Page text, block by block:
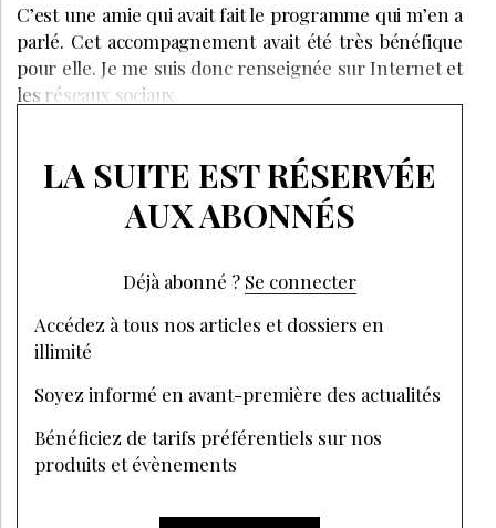
C’est une amie qui avait fait le programme qui m’en a
parlé. Cet accompagnement avait été très bénéfique
pour elle. Je me suis donc renseignée sur Internet et
les réseaux sociaux.
LA SUITE EST RÉSERVÉE
AUX ABONNÉS
Déjà abonné ? Se connecter
Accédez à tous nos articles et dossiers en
illimité
Soyez informé en avant-première des actualités
Bénéficiez de tarifs préférentiels sur nos
produits et évènements